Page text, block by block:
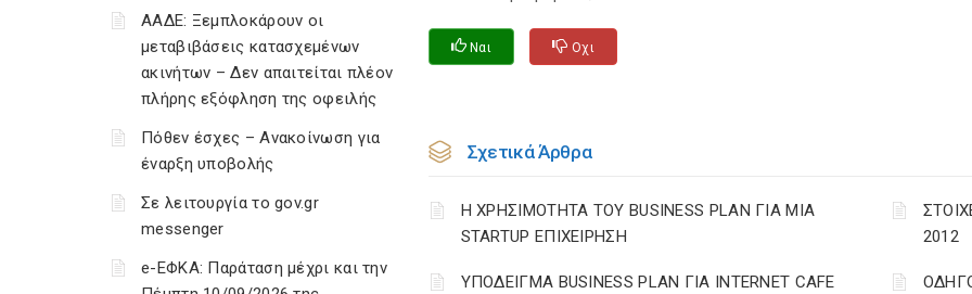
ΑΑΔΕ: Ξεμπλοκάρουν οι
μεταβιβάσεις κατασχεμένων
ακινήτων – Δεν απαιτείται πλέον
πλήρης εξόφληση της οφειλής
Πόθεν έσχες – Ανακοίνωση για
έναρξη υποβολής
Σε λειτουργία το gov.gr
messenger
e-ΕΦΚΑ: Παράταση μέχρι και την
Ναι Οχι
Σχετικά Άρθρα
Η ΧΡΗΣΙΜΟΤΗΤΑ ΤΟΥ BUSINESS PLAN ΓΙΑ ΜΙΑ
STARTUP ΕΠΙΧΕΙΡΗΣΗ
2012
ΥΠΟΔΕΙΓΜΑ BUSINESS PLAN ΓΙΑ INTERNET CAFE